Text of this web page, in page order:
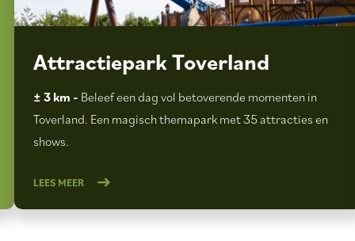
Attractiepark Toverland
± 3 km - Beleef een dag vol betoverende momenten in
Toverland. Een magisch themapark met 35 attracties en
shows.
LEES MEER